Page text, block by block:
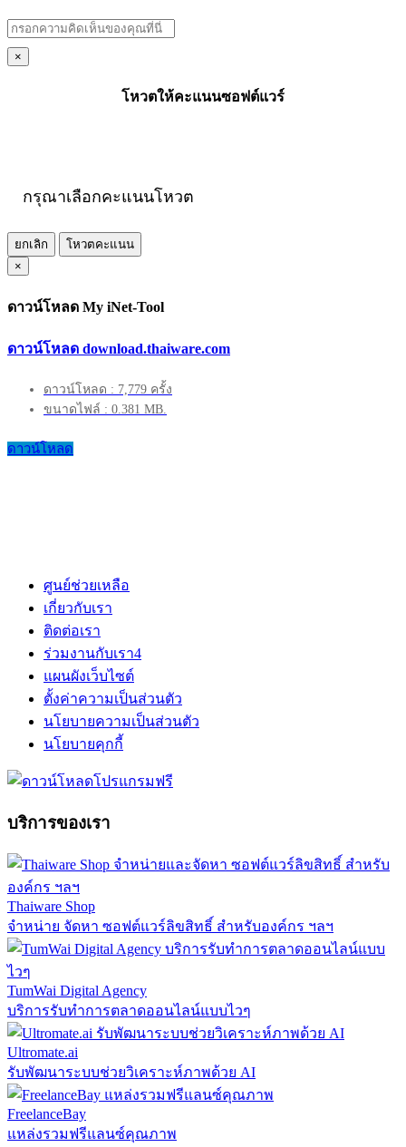
×
โหวตให้คะแนนซอฟต์แวร์
กรุณาเลือกคะแนนโหวต
ยกเลิก
โหวตคะแนน
×
ดาวน์โหลด My iNet-Tool
ดาวน์โหลด download.thaiware.com
ดาวน์โหลด : 7,779 ครั้ง
ขนาดไฟล์ : 0.381 MB.
ดาวน์โหลด
ศูนย์ช่วยเหลือ
เกี่ยวกับเรา
ติดต่อเรา
ร่วมงานกับเรา4
แผนผังเว็บไซต์
ตั้งค่าความเป็นส่วนตัว
นโยบายความเป็นส่วนตัว
นโยบายคุกกี้
บริการของเรา
Thaiware Shop
จำหน่าย จัดหา ซอฟต์แวร์ลิขสิทธิ์ สำหรับองค์กร ฯลฯ
TumWai Digital Agency
บริการรับทำการตลาดออนไลน์แบบไวๆ
Ultromate.ai
รับพัฒนาระบบช่วยวิเคราะห์ภาพด้วย AI
FreelanceBay
แหล่งรวมฟรีแลนซ์คุณภาพ